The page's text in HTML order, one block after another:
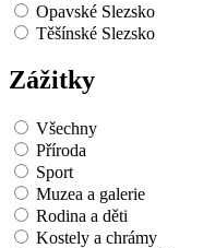
Opavské Slezsko
Těšínské Slezsko
Zážitky
Všechny
Příroda
Sport
Muzea a galerie
Rodina a děti
Kostely a chrámy